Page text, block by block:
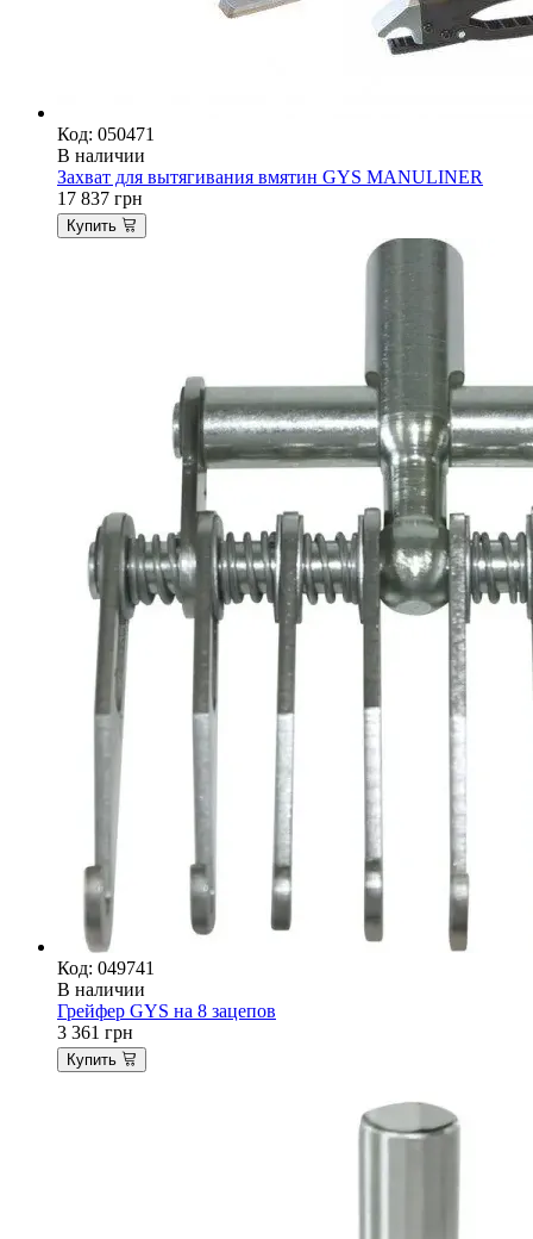
Код: 050471
В наличии
Захват для вытягивания вмятин GYS MANULINER
17 837 грн
Купить
Код: 049741
В наличии
Грейфер GYS на 8 зацепов
3 361 грн
Купить